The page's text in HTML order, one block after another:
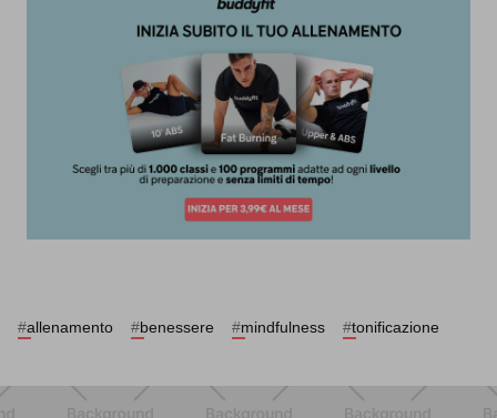
#allenamento #benessere #mindfulness #tonificazione